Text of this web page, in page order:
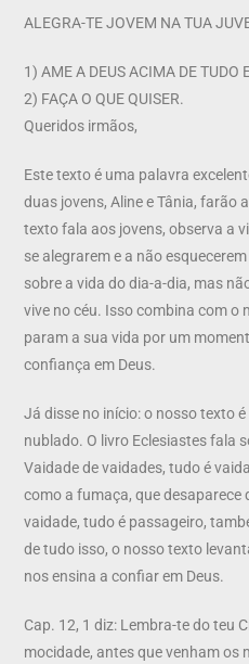
ALEGRA-TE JOVEM NA TUA
1) AME A DEUS ACIMA DE TUDO
2) FAÇA O QUE QUISER.
Queridos irmãos,
Este texto é uma palavra
duas jovens, Aline e Tânia, farão
texto fala aos jovens, observa a
se alegrarem e a não
sobre a vida do dia-a-dia, mas
vive no céu. Isso combina com o
param a sua vida por um
confiança em Deus.
Já disse no início: o nosso texto
nublado. O livro Eclesiastes fala
Vaidade de vaidades, tudo é
como a fumaça, que desaparece
vaidade, tudo é passageiro,
de tudo isso, o nosso texto
nos ensina a confiar em Deus.
Cap. 12, 1 diz: Lembra-te do teu
mocidade, antes que venham os